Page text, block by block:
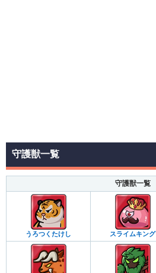
守護獣一覧
守護獣一覧
うろつくたけし スライムキング